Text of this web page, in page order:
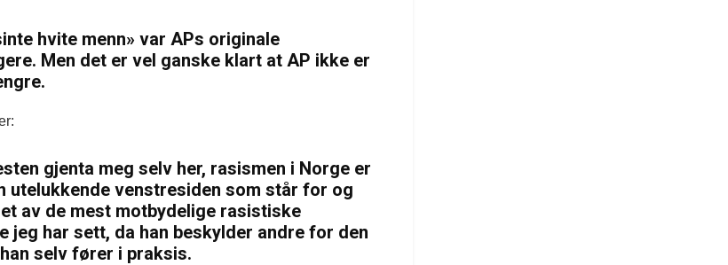
hvite menn» var APs originale
Men det er vel ganske klart at AP ikke er
gjenta meg selv her, rasismen i Norge er
utelukkende venstresiden som står for og
av de mest motbydelige rasistiske
jeg har sett, da han beskylder andre for den
selv fører i praksis.